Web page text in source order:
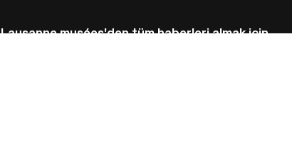
Lausanne musées'den tüm haberleri almak için